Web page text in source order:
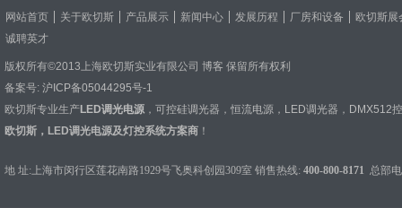
网站首页 关于欧切斯 产品展示 新闻中心 发展历程 厂房和设备
欧切斯展
诚聘英才
版权所有©2013上海欧切斯实业有限公司 博客 保留所有权利
备案号: 沪ICP备05044295号-1
欧切斯专业生产LED调光电源 ， 可控硅调光器 ， 恒流电源 ， LED调光器 ， DMX512
欧切斯，LED调光电源及灯控系统方案商 ！
地 址:上海市闵行区莲花南路1929号飞奥科创园309室 销售热线: 400-800-8171 总部